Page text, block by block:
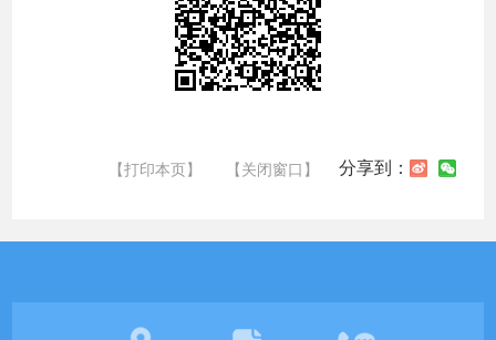
【打印本页】 【关闭窗口】 分享到：